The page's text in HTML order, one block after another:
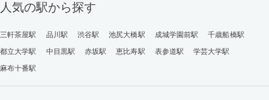
人気の駅から探す
三軒茶屋駅 品川駅 渋谷駅 池尻大橋駅 成城学園前駅
千歳船橋駅
都立大学駅
中目黒駅 赤坂駅 恵比寿駅 表参道駅
学芸大学駅
麻布十番駅